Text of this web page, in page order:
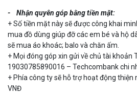
- Nhận quyên góp bằng tiền mặt:
+ Số tiền mặt này sẽ được công khai
mua đồ dùng giúp đỡ các em bé và hộ
sẽ mua áo khoác; balo và chăn ấm.
+ Mọi đóng góp xin gửi về chủ tài khoản
19030785890016 – Techcombank chi
+ Phía công ty sẽ hỗ trợ hoạt động thiện
VNĐ